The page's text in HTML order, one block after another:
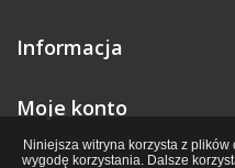
Informacja
Moje konto
Niniejsza witryna korzysta z
wygodę korzystania. Dalsze